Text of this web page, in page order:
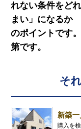
れない条件をど
まい」になるか
のポイントです
第です。
そ
新築一
購入を